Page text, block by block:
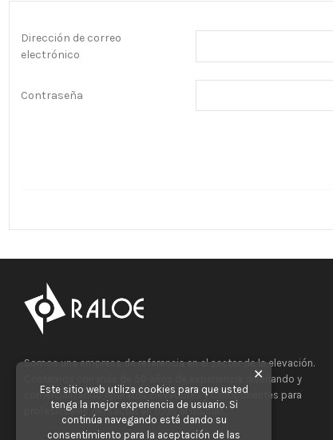
Dirección de correo
electrónico
Contraseña
Somos una empresa de referencia en el sector de la elevación.
Contamos con más de 50 años de experiencia diseñando y
comercializando Aparatos Elevadores y Componentes para
profesionales del sector en todo el mundo.
✕
Este sitio web utiliza cookies para que usted
tenga la mejor experiencia de usuario. Si
continúa navegando está dando su
consentimiento para la aceptación de las